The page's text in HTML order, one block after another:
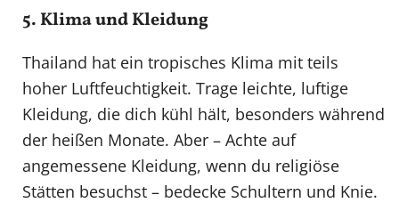
5. Klima und Kleidung
Thailand hat ein tropisches Klima mit teils
hoher Luftfeuchtigkeit. Trage leichte, luftige
Kleidung, die dich kühl hält, besonders während
der heißen Monate. Aber – Achte auf
angemessene Kleidung, wenn du religiöse
Stätten besuchst – bedecke Schultern und Knie.